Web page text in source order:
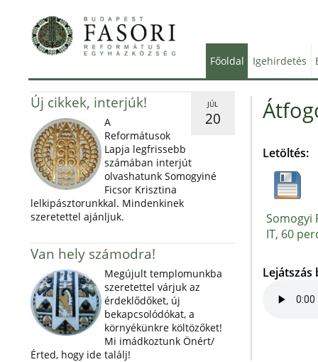
Főoldal Igehirdetés
JÚL
20
Új cikkek, interjúk!
A
Reformátusok
Lapja legfrissebb
számában interjút
olvashatunk Somogyiné
Ficsor Krisztina
lelkipásztorunkkal. Mindenkinek
szeretettel ajánljuk.
Van hely számodra!
Megújult templomunkba
szeretettel várjuk az
érdeklődőket, új
bekapcsolódókat, a
környékünkre költözőket!
Mi imádkoztunk Önért/
Érted, hogy ide találj!
Letöltés:
Somogyi
IT, 60
Lejátszás